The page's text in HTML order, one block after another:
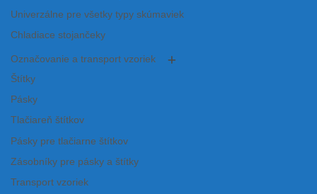
Univerzálne pre všetky typy skúmaviek
Chladiace stojančeky
Označovanie a transport vzoriek
Štítky
Pásky
Tlačiareň štítkov
Pásky pre tlačiarne štítkov
Zásobníky pre pásky a štítky
Transport vzoriek